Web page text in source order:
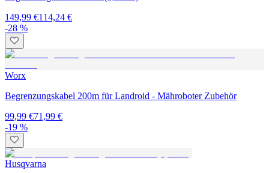
149,99 €114,24 €
-28 %
Worx
Begrenzungskabel 200m für Landroid - Mähroboter Zubehör
99,99 €71,99 €
-19 %
Husqvarna